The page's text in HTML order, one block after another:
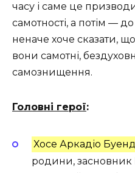
часу і саме це
самотності, а потім —
неначе хоче сказати,
вони самотні,
самознищення.
Головні герої:
Хосе Аркадіо
родини, засновник